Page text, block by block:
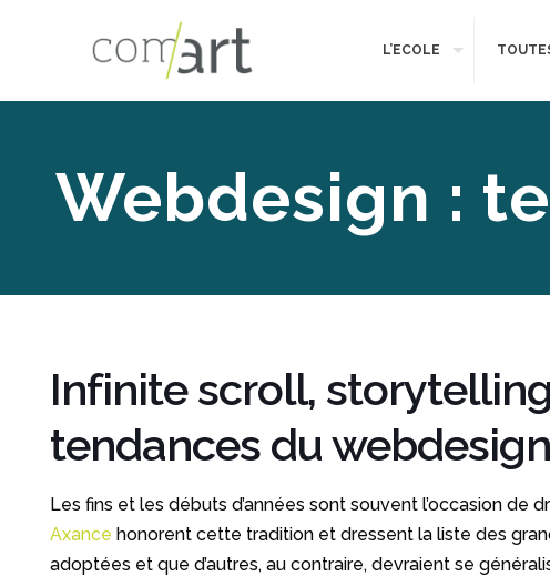
L’ECOLE
Webdesign :
Infinite scroll,
tendances du
Les fins et les débuts d’années sont souvent l’occasion de
Axance honorent cette tradition et dressent la liste des
adoptées et que d’autres, au contraire, devraient se